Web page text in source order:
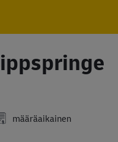
määräaikainen